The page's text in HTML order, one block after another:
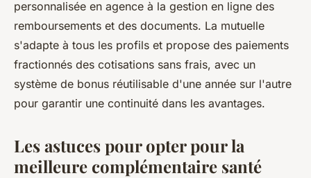
personnalisée en agence à la gestion en ligne des
remboursements et des documents. La mutuelle
s'adapte à tous les profils et propose des paiements
fractionnés des cotisations sans frais, avec un
système de bonus réutilisable d'une année sur l'autre
pour garantir une continuité dans les avantages.
Les astuces pour opter pour la
meilleure complémentaire santé